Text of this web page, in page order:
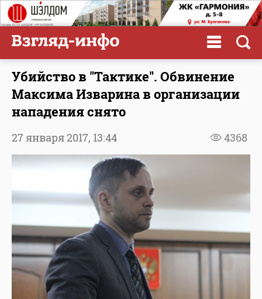
Убийство в "Тактике". Обвинение
Максима Изварина в организации
нападения снято
4368
27 января 2017, 13:44